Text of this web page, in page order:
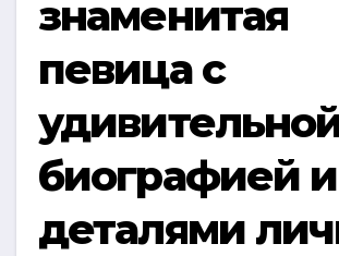
знаменитая
певица с
биографией и
деталями